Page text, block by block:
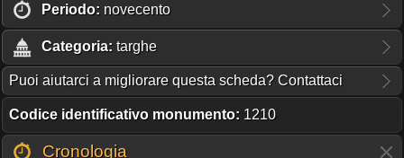
Periodo: novecento
Categoria: targhe
Puoi aiutarci a migliorare questa scheda? Contattaci
Codice identificativo monumento: 1210
Cronologia